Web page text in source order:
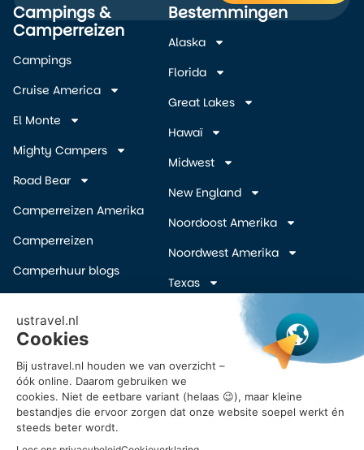
Campings &
Camperreizen
Campings
Cruise America
El Monte
Mighty Campers
Road Bear
Camperreizen Amerika
Camperreizen
Camperhuur blogs
Inschrijven Amerika
camper deals
Vroegboekkorting camper
USA
Reisvoorstel Camperreis
Amerika
Bestemmingen
Alaska
Florida
Great Lakes
Hawaï
Midwest
New England
Noordoost Amerika
Noordwest Amerika
Texas
Zuidelijke Staten
Zuidwest Amerika
Alternative: